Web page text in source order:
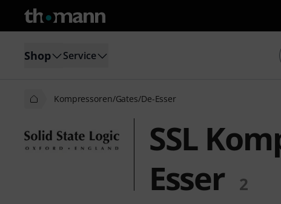
Shop Service
Kompressoren/Gates/De-Esser
SSL
Esser
2